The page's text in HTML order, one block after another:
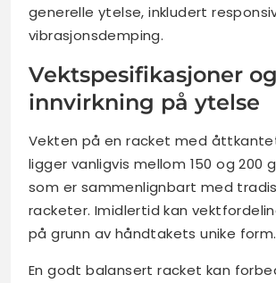
generelle ytelse, inkludert
vibrasjonsdemping.
Vektspesifikasjoner
innvirkning på ytelse
Vekten på en racket med
ligger vanligvis mellom 150 og 200
som er sammenlignbart med
racketer. Imidlertid kan
på grunn av håndtakets unike form.
En godt balansert racket kan